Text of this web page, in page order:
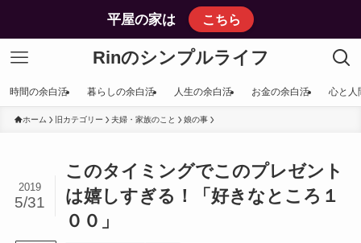
平屋の家は こちら
Rinのシンプルライフ
時間の余白活 暮らしの余白活 人生の余白活 お金の余白活 心と人
ホーム 旧カテゴリー 夫婦・家族のこと 娘の事
このタイミングでこのプレゼント
は嬉しすぎる！「好きなところ１
００」
2019
5/31